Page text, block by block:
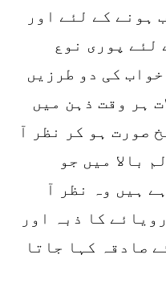
ہونے کے لئے اور
لئے پوری نوع
کی دو طرزیں
ہر وقت ذہن میں
صورت ہو کر نظر آ
بالا میں جو
ہیں وہ نظر آ
کا ذبہ اور
صادقہ کہا جاتا